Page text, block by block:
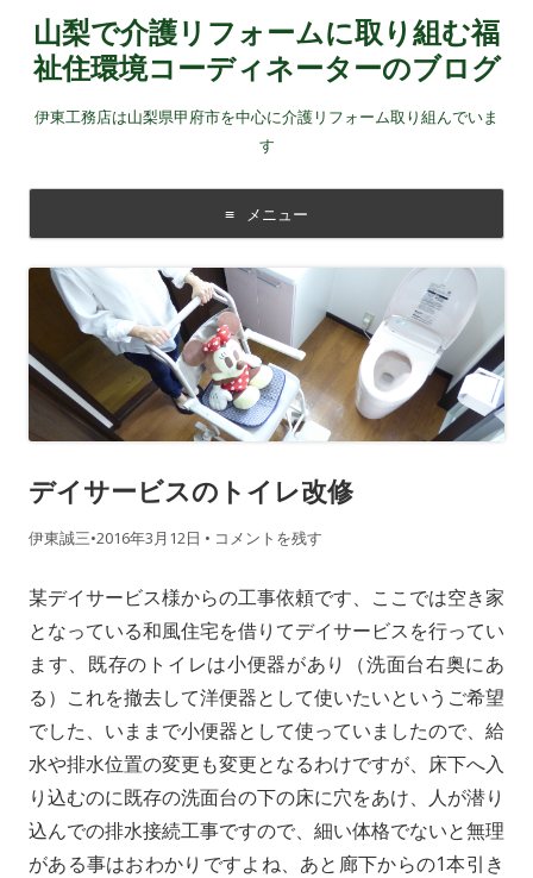
山梨で介護リフォームに取り組む福
祉住環境コーディネーターのブログ
伊東工務店は山梨県甲府市を中心に介護リフォーム取り組んでいま
す
メニュー
コンテンツに移動する
デイサービスのトイレ改修
伊東誠三•2016年3月12日 • コメントを残す
某デイサービス様からの工事依頼です、ここでは空き家
となっている和風住宅を借りてデイサービスを行ってい
ます、既存のトイレは小便器があり（洗面台右奥にあ
る）これを撤去して洋便器として使いたいというご希望
でした、いままで小便器として使っていましたので、給
水や排水位置の変更も変更となるわけですが、床下へ入
り込むのに既存の洗面台の下の床に穴をあけ、人が潜り
込んでの排水接続工事ですので、細い体格でないと無理
がある事はおわかりですよね、あと廊下からの1本引き